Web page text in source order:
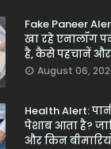
Fake Paneer
खा रहे एनालॉग
है, कैसे पहचानें और
August 06,
Health Alert:
पेशाब आता है?
और किन